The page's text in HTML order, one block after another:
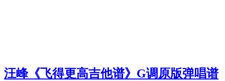
汪峰《飞得更高吉他谱》G调原版弹唱谱